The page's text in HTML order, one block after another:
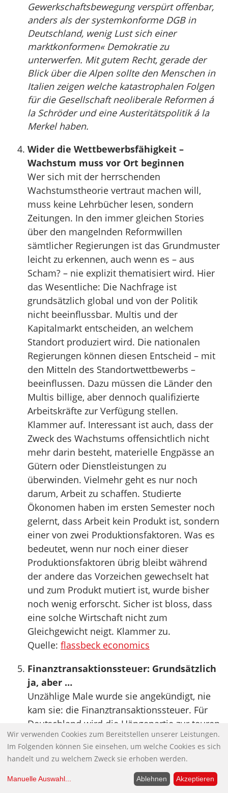
Gewerkschaftsbewegung verspürt offenbar,
anders als der systemkonforme DGB in
Deutschland, wenig Lust sich einer
marktkonformen« Demokratie zu
unterwerfen. Mit gutem Recht, gerade der
Blick über die Alpen sollte den Menschen in
Italien zeigen welche katastrophalen Folgen
für die Gesellschaft neoliberale Reformen á
la Schröder und eine Austeritätspolitik á la
Merkel haben.
Wider die Wettbewerbsfähigkeit –
Wachstum muss vor Ort beginnen
Wer sich mit der herrschenden
Wachstumstheorie vertraut machen will,
muss keine Lehrbücher lesen, sondern
Zeitungen. In den immer gleichen Stories
über den mangelnden Reformwillen
sämtlicher Regierungen ist das Grundmuster
leicht zu erkennen, auch wenn es – aus
Scham? – nie explizit thematisiert wird. Hier
das Wesentliche: Die Nachfrage ist
grundsätzlich global und von der Politik
nicht beeinflussbar. Multis und der
Kapitalmarkt entscheiden, an welchem
Standort produziert wird. Die nationalen
Regierungen können diesen Entscheid – mit
den Mitteln des Standortwettbewerbs –
beeinflussen. Dazu müssen die Länder den
Multis billige, aber dennoch qualifizierte
Arbeitskräfte zur Verfügung stellen.
Klammer auf. Interessant ist auch, dass der
Zweck des Wachstums offensichtlich nicht
mehr darin besteht, materielle Engpässe an
Gütern oder Dienstleistungen zu
überwinden. Vielmehr geht es nur noch
darum, Arbeit zu schaffen. Studierte
Ökonomen haben im ersten Semester noch
gelernt, dass Arbeit kein Produkt ist, sondern
einer von zwei Produktionsfaktoren. Was es
bedeutet, wenn nur noch einer dieser
Produktionsfaktoren übrig bleibt während
der andere das Vorzeichen gewechselt hat
und zum Produkt mutiert ist, wurde bisher
noch wenig erforscht. Sicher ist bloss, dass
eine solche Wirtschaft nicht zum
Gleichgewicht neigt. Klammer zu.
Quelle: flassbeck economics
Finanztransaktionssteuer: Grundsätzlich
ja, aber …
Unzählige Male wurde sie angekündigt, nie
kam sie: die Finanztransaktionssteuer. Für
Deutschland wird die Hängepartie zur teuren
Angelegenheit. Bis 2016 gehen dem Bund
nach Schätzungen der EU-Kommission vier
bis acht Milliarden Euro verloren, die eine
nationale Finanzsteuer wie in Italien oder
Wir verwenden Cookies zum Bereitstellen unserer Leistungen.
Im Folgenden können Sie einsehen, um welche Cookies es sich
handelt und zu welchem Zweck sie erhoben werden.
Manuelle Auswahl... Ablehnen Akzeptieren